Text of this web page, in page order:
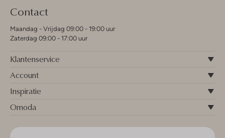
Contact
Maandag - Vrijdag 09:00 - 19:00 uur
Zaterdag 09:00 - 17:00 uur
Klantenservice
Account
Inspiratie
Omoda